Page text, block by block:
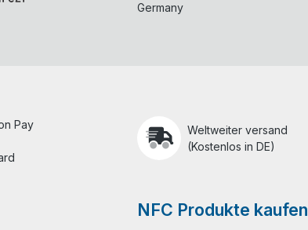
Germany
Pay
Weltweiter versand
(Kostenlos in DE)
NFC Produkte kaufen